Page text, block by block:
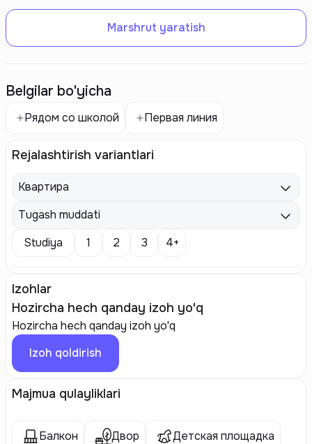
Marshrut yaratish
Belgilar bo'yicha
Рядом со школой Первая линия
Rejalashtirish variantlari
Квартира
Tugash muddati
Studiya
1 2 3 4+
Izohlar
Hozircha hech qanday izoh yo'q
Hozircha hech qanday izoh yo'q
Izoh qoldirish
Majmua qulayliklari
Балкон Двор Детская площадка